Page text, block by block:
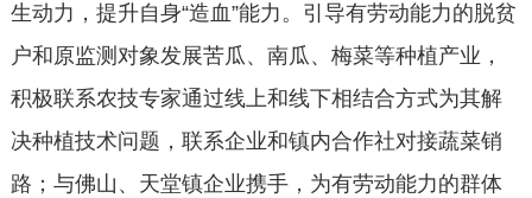
生动力，提升自身“造血”能力。引导有劳动能力的脱贫
户和原监测对象发展苦瓜、南瓜、梅菜等种植产业，
积极联系农技专家通过线上和线下相结合方式为其解
决种植技术问题，联系企业和镇内合作社对接蔬菜销
路；与佛山、天堂镇企业携手，为有劳动能力的群体